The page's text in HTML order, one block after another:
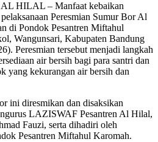
HILAL – Manfaat kebaikan
Peresmian Sumur Bor Al
di Pondok Pesantren Miftahul
Wangunsari, Kabupaten Bandung
Peresmian tersebut menjadi langkah
air bersih bagi para santri dan
yang kekurangan air bersih dan
ini diresmikan dan disaksikan
LAZISWAF Pesantren Al Hilal,
Fauzi, serta dihadiri oleh
Pesantren Miftahul Karomah.